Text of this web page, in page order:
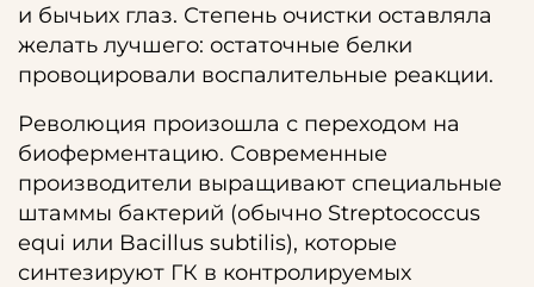
и бычьих глаз. Степень очистки оставляла
желать лучшего: остаточные белки
провоцировали воспалительные реакции.
Революция произошла с переходом на
биоферментацию. Современные
производители выращивают специальные
штаммы бактерий (обычно Streptococcus
equi или Bacillus subtilis), которые
синтезируют ГК в контролируемых